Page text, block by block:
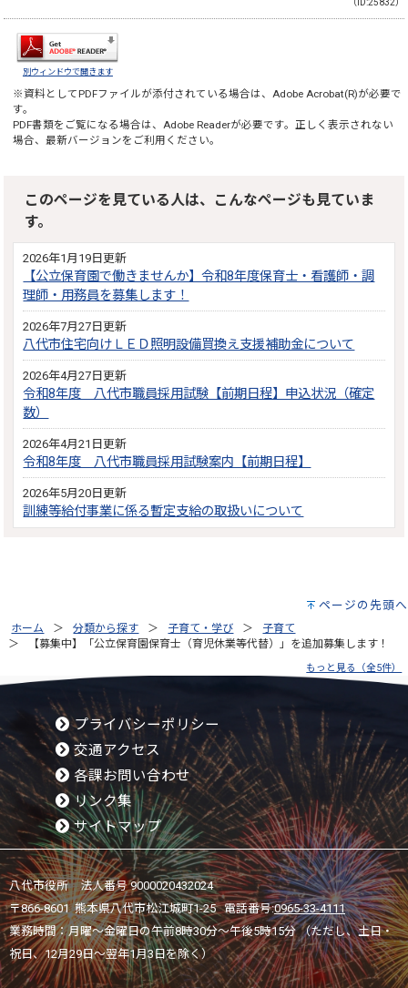
（ID:25832）
別ウィンドウで開きます
※資料としてPDFファイルが添付されている場合は、 Adobe Acrobat(R)が必要で
す。
PDF書類をご覧になる場合は、 Adobe Readerが必要です。正しく表示されない
場合、最新バージョンをご利用ください。
このページを見ている人は、こんなページも見ていま
す。
2026年1月19日更新
【公立保育園で働きませんか】令和8年度保育士・看護師・調
理師・用務員を募集します！
2026年7月27日更新
八代市住宅向けＬＥＤ照明設備買換え支援補助金について
2026年4月27日更新
令和8年度 八代市職員採用試験【前期日程】申込状況（確定
数）
2026年4月21日更新
令和8年度 八代市職員採用試験案内【前期日程】
2026年5月20日更新
訓練等給付事業に係る暫定支給の取扱いについて
ページの先頭へ
ホーム 分類から探す 子育て・学び
子育て
【募集中】「公立保育園保育士（育児休業等代替）」を追加募集します！
もっと見る（全5件）
プライバシーポリシー
交通アクセス
各課お問い合わせ
リンク集
サイトマップ
八代市役所 法人番号 9000020432024
〒866-8601 熊本県八代市松江城町1-25 電話番号:0965-33-4111
業務時間：月曜～金曜日の午前8時30分～午後5時15分 （ただし、土日・
祝日、12月29日～翌年1月3日を除く）